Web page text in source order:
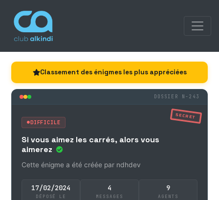
Classement des énigmes les plus appréciées
DOSSIER N-243
SECRET
DIFFICILE
Si vous aimez les carrés, alors vous
aimerez
Cette énigme a été créée par ndhdev
17/02/2024
DÉPOSÉ LE
4
MESSAGES
9
AGENTS